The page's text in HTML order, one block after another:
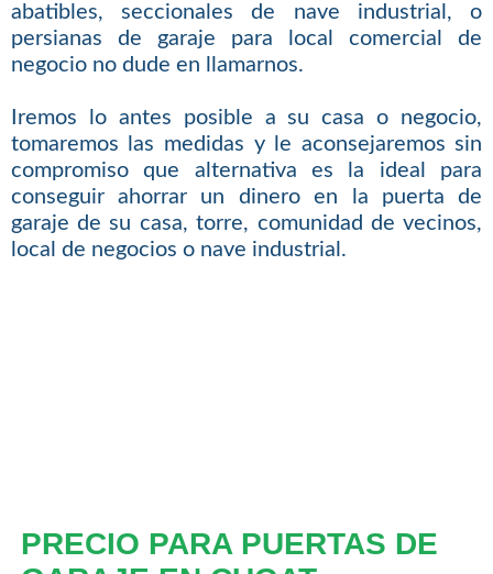
abatibles, seccionales de nave industrial, o
persianas de garaje para local comercial de
negocio no dude en llamarnos.
Iremos lo antes posible a su casa o negocio,
tomaremos las medidas y le aconsejaremos sin
compromiso que alternativa es la ideal para
conseguir ahorrar un dinero en la puerta de
garaje de su casa, torre, comunidad de vecinos,
local de negocios o nave industrial.
PRECIO PARA PUERTAS DE